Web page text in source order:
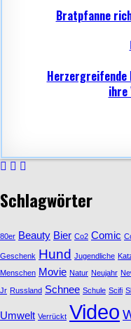
Bratpfanne
Herzergreifende
ihre
Schlagwörter
80er Beauty Bier Co2 Comic
Geschenk Hund Jugendliche
Menschen Movie Natur Neujahr
Jr Russland Schnee Schule Scifi
Umwelt Verrückt Video